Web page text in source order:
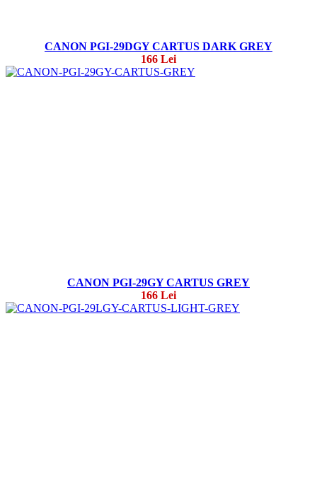
CANON PGI-29DGY CARTUS DARK GREY
166 Lei
CANON PGI-29GY CARTUS GREY
166 Lei